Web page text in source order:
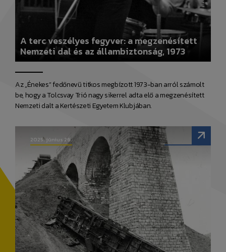
A terc veszélyes fegyver: a megzenésített
Nemzeti dal és az állambiztonság, 1973
Az „Énekes” fedőnevű titkos megbízott 1973-ban arról számolt
be, hogy a Tolcsvay Trió nagy sikerrel adta elő a megzenésített
Nemzeti dalt a Kertészeti Egyetem Klubjában.
2025. június 26.